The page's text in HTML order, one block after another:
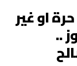
او غير
..